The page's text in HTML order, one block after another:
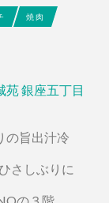
焼肉
苑 銀座五丁目
の旨出汁冷
さしぶりに